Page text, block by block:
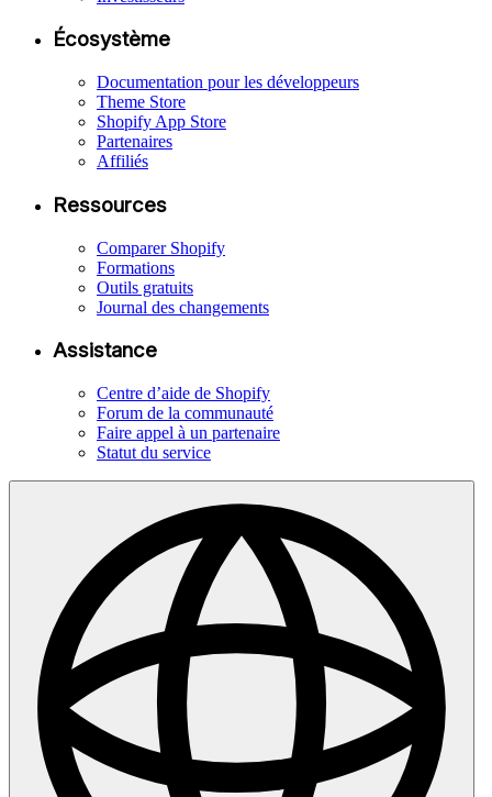
Écosystème
Documentation pour les développeurs
Theme Store
Shopify App Store
Partenaires
Affiliés
Ressources
Comparer Shopify
Formations
Outils gratuits
Journal des changements
Assistance
Centre d’aide de Shopify
Forum de la communauté
Faire appel à un partenaire
Statut du service